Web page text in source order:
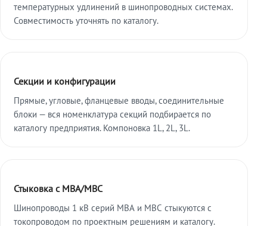
температурных удлинений в шинопроводных системах.
Совместимость уточнять по каталогу.
Секции и конфигурации
Прямые, угловые, фланцевые вводы, соединительные
блоки — вся номенклатура секций подбирается по
каталогу предприятия. Компоновка 1L, 2L, 3L.
Стыковка с МВА/МВС
Шинопроводы 1 кВ серий МВА и МВС стыкуются с
токопроводом по проектным решениям и каталогу.